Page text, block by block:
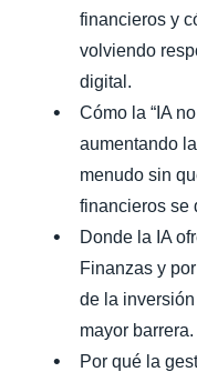
financieros y
volviendo
digital.
Cómo la “IA
aumentando
menudo sin
financieros se
Donde la IA
Finanzas y
de la
mayor barrera.
Por qué la